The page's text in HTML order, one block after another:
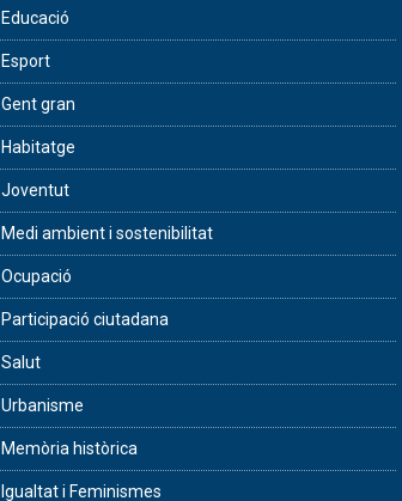
Educació
Esport
Gent gran
Habitatge
Joventut
Medi ambient i sostenibilitat
Ocupació
Participació ciutadana
Salut
Urbanisme
Memòria històrica
Igualtat i Feminismes